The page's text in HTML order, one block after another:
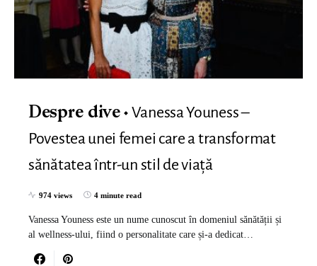
Despre dive
Vanessa Youness –
Povestea unei femei care a transformat
sănătatea într-un stil de viață
974 views 4 minute read
Vanessa Youness este un nume cunoscut în domeniul sănătății și
al wellness-ului, fiind o personalitate care și-a dedicat…